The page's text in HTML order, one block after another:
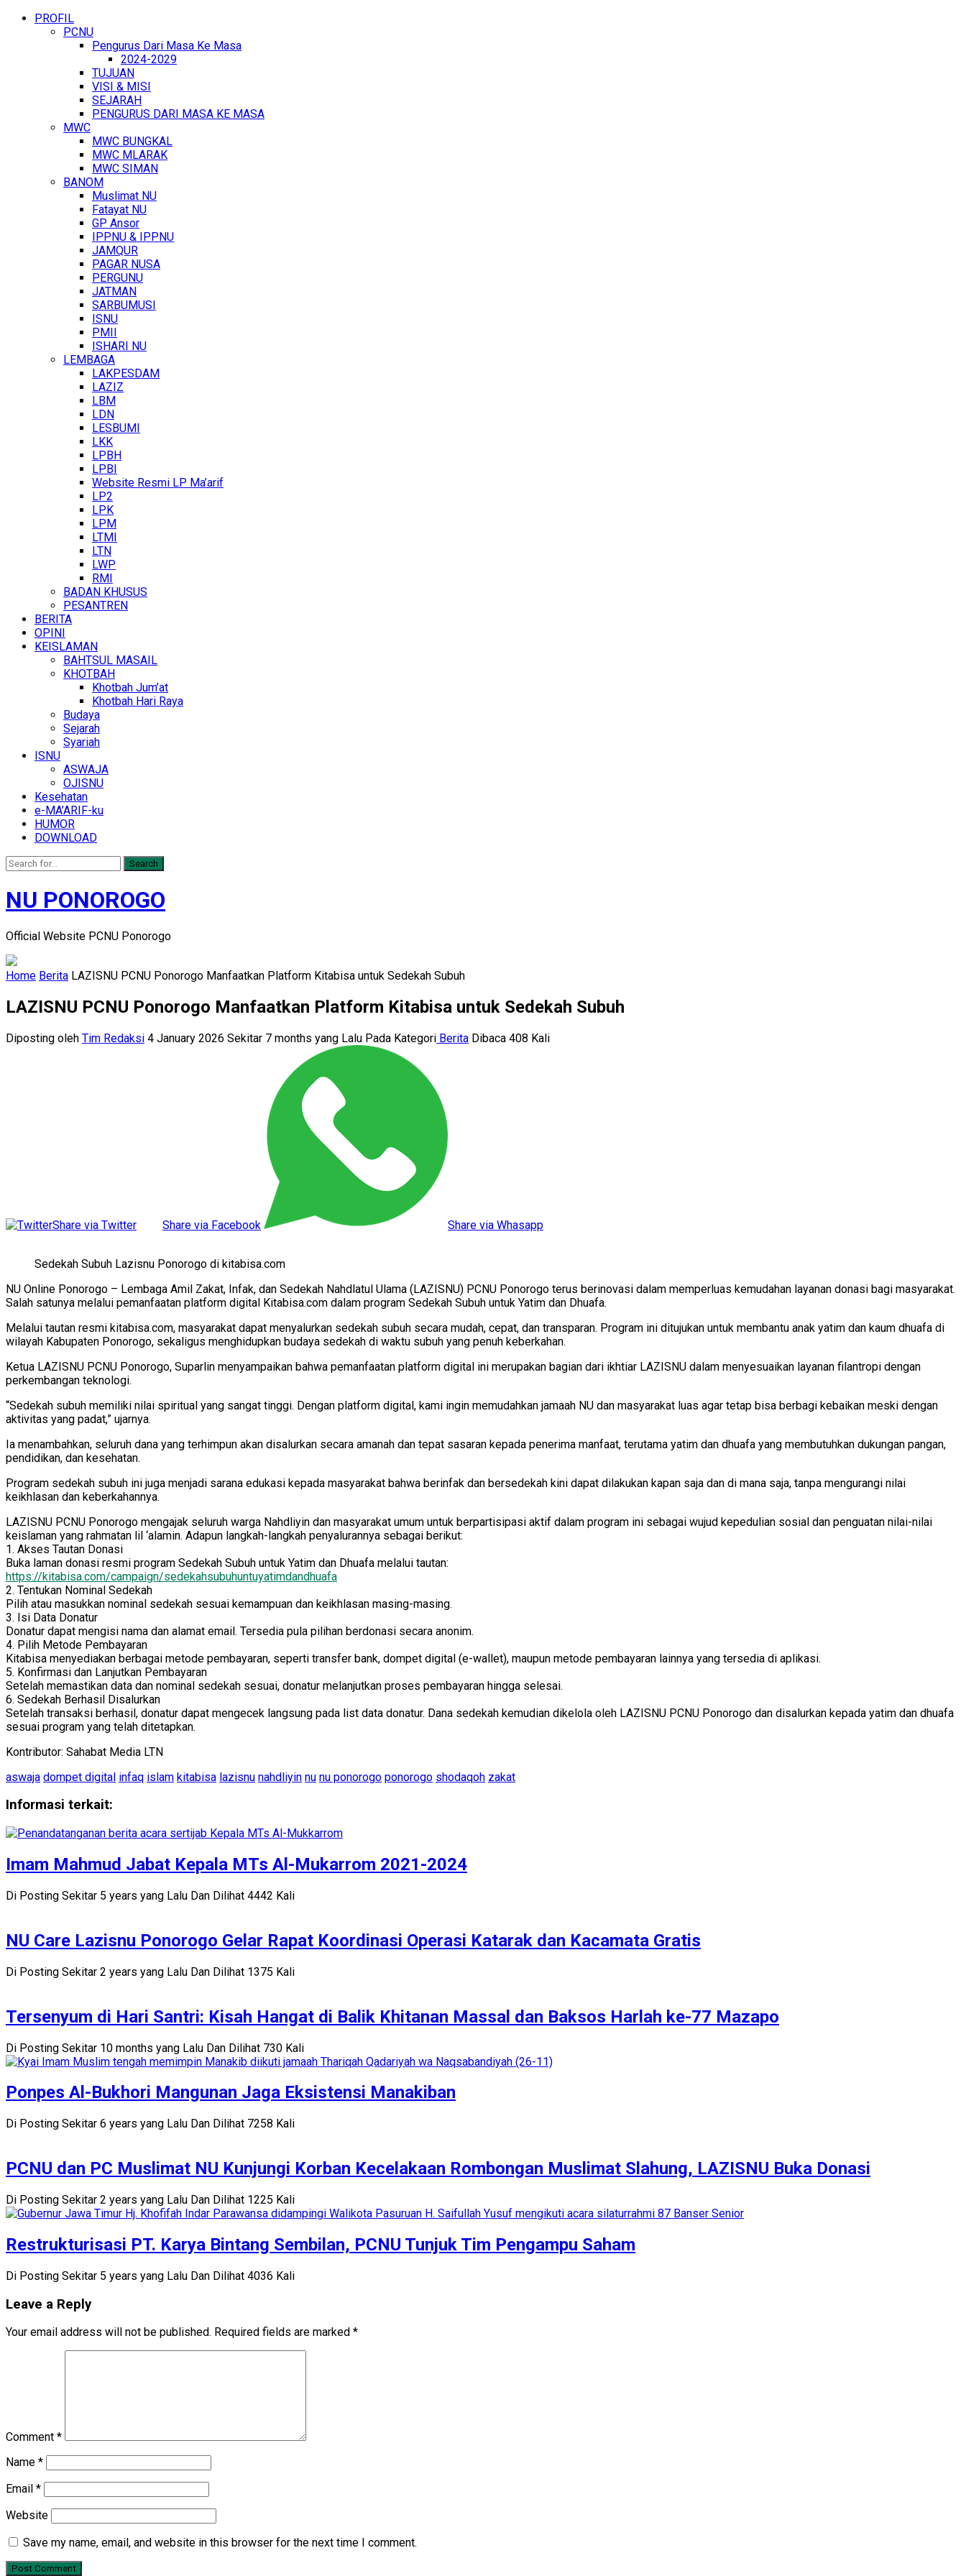
PROFIL
PCNU
Pengurus Dari Masa Ke Masa
2024-2029
TUJUAN
VISI & MISI
SEJARAH
PENGURUS DARI MASA KE MASA
MWC
MWC BUNGKAL
MWC MLARAK
MWC SIMAN
BANOM
Muslimat NU
Fatayat NU
GP Ansor
IPPNU & IPPNU
JAMQUR
PAGAR NUSA
PERGUNU
JATMAN
SARBUMUSI
ISNU
PMII
ISHARI NU
LEMBAGA
LAKPESDAM
LAZIZ
LBM
LDN
LESBUMI
LKK
LPBH
LPBI
Website Resmi LP Ma’arif
LP2
LPK
LPM
LTMI
LTN
LWP
RMI
BADAN KHUSUS
PESANTREN
BERITA
OPINI
KEISLAMAN
BAHTSUL MASAIL
KHOTBAH
Khotbah Jum’at
Khotbah Hari Raya
Budaya
Sejarah
Syariah
ISNU
ASWAJA
OJISNU
Kesehatan
e-MA’ARIF-ku
HUMOR
DOWNLOAD
Search
NU PONOROGO
Official Website PCNU Ponorogo
Home Berita LAZISNU PCNU Ponorogo Manfaatkan Platform Kitabisa untuk Sedekah Subuh
LAZISNU PCNU Ponorogo Manfaatkan Platform Kitabisa untuk Sedekah Subuh
Diposting oleh Tim Redaksi 4 January 2026 Sekitar 7 months yang Lalu Pada Kategori Berita Dibaca 408 Kali
Share via Twitter Share via Facebook Share via Whasapp
Sedekah Subuh Lazisnu Ponorogo di kitabisa.com
NU Online Ponorogo – Lembaga Amil Zakat, Infak, dan Sedekah Nahdlatul Ulama (LAZISNU) PCNU Ponorogo terus berinovasi dalam memperluas kemudahan layanan donasi bagi masyarakat.
Salah satunya melalui pemanfaatan platform digital Kitabisa.com dalam program Sedekah Subuh untuk Yatim dan Dhuafa.
Melalui tautan resmi kitabisa.com, masyarakat dapat menyalurkan sedekah subuh secara mudah, cepat, dan transparan. Program ini ditujukan untuk membantu anak yatim dan kaum dhuafa di
wilayah Kabupaten Ponorogo, sekaligus menghidupkan budaya sedekah di waktu subuh yang penuh keberkahan.
Ketua LAZISNU PCNU Ponorogo, Suparlin menyampaikan bahwa pemanfaatan platform digital ini merupakan bagian dari ikhtiar LAZISNU dalam menyesuaikan layanan filantropi dengan
perkembangan teknologi.
“Sedekah subuh memiliki nilai spiritual yang sangat tinggi. Dengan platform digital, kami ingin memudahkan jamaah NU dan masyarakat luas agar tetap bisa berbagi kebaikan meski dengan
aktivitas yang padat,” ujarnya.
Ia menambahkan, seluruh dana yang terhimpun akan disalurkan secara amanah dan tepat sasaran kepada penerima manfaat, terutama yatim dan dhuafa yang membutuhkan dukungan pangan,
pendidikan, dan kesehatan.
Program sedekah subuh ini juga menjadi sarana edukasi kepada masyarakat bahwa berinfak dan bersedekah kini dapat dilakukan kapan saja dan di mana saja, tanpa mengurangi nilai
keikhlasan dan keberkahannya.
LAZISNU PCNU Ponorogo mengajak seluruh warga Nahdliyin dan masyarakat umum untuk berpartisipasi aktif dalam program ini sebagai wujud kepedulian sosial dan penguatan nilai-nilai
keislaman yang rahmatan lil ‘alamin. Adapun langkah-langkah penyalurannya sebagai berikut:
1. Akses Tautan Donasi
Buka laman donasi resmi program Sedekah Subuh untuk Yatim dan Dhuafa melalui tautan:
https://kitabisa.com/campaign/sedekahsubuhuntuyatimdandhuafa
2. Tentukan Nominal Sedekah
Pilih atau masukkan nominal sedekah sesuai kemampuan dan keikhlasan masing-masing.
3. Isi Data Donatur
Donatur dapat mengisi nama dan alamat email. Tersedia pula pilihan berdonasi secara anonim.
4. Pilih Metode Pembayaran
Kitabisa menyediakan berbagai metode pembayaran, seperti transfer bank, dompet digital (e-wallet), maupun metode pembayaran lainnya yang tersedia di aplikasi.
5. Konfirmasi dan Lanjutkan Pembayaran
Setelah memastikan data dan nominal sedekah sesuai, donatur melanjutkan proses pembayaran hingga selesai.
6. Sedekah Berhasil Disalurkan
Setelah transaksi berhasil, donatur dapat mengecek langsung pada list data donatur. Dana sedekah kemudian dikelola oleh LAZISNU PCNU Ponorogo dan disalurkan kepada yatim dan dhuafa
sesuai program yang telah ditetapkan.
Kontributor: Sahabat Media LTN
aswaja dompet digital infaq islam kitabisa lazisnu nahdliyin nu nu ponorogo ponorogo shodaqoh zakat
Informasi terkait:
Imam Mahmud Jabat Kepala MTs Al-Mukarrom 2021-2024
Di Posting Sekitar 5 years yang Lalu Dan Dilihat 4442 Kali
NU Care Lazisnu Ponorogo Gelar Rapat Koordinasi Operasi Katarak dan Kacamata Gratis
Di Posting Sekitar 2 years yang Lalu Dan Dilihat 1375 Kali
Tersenyum di Hari Santri: Kisah Hangat di Balik Khitanan Massal dan Baksos Harlah ke-77 Mazapo
Di Posting Sekitar 10 months yang Lalu Dan Dilihat 730 Kali
Ponpes Al-Bukhori Mangunan Jaga Eksistensi Manakiban
Di Posting Sekitar 6 years yang Lalu Dan Dilihat 7258 Kali
PCNU dan PC Muslimat NU Kunjungi Korban Kecelakaan Rombongan Muslimat Slahung, LAZISNU Buka Donasi
Di Posting Sekitar 2 years yang Lalu Dan Dilihat 1225 Kali
Restrukturisasi PT. Karya Bintang Sembilan, PCNU Tunjuk Tim Pengampu Saham
Di Posting Sekitar 5 years yang Lalu Dan Dilihat 4036 Kali
Leave a Reply
Your email address will not be published. Required fields are marked *
Comment *
Name *
Email *
Website
Save my name, email, and website in this browser for the next time I comment.